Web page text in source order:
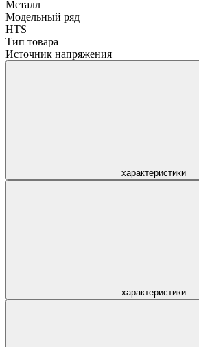
Металл
Модельный ряд
HTS
Тип товара
Источник напряжения
характеристики
характеристики